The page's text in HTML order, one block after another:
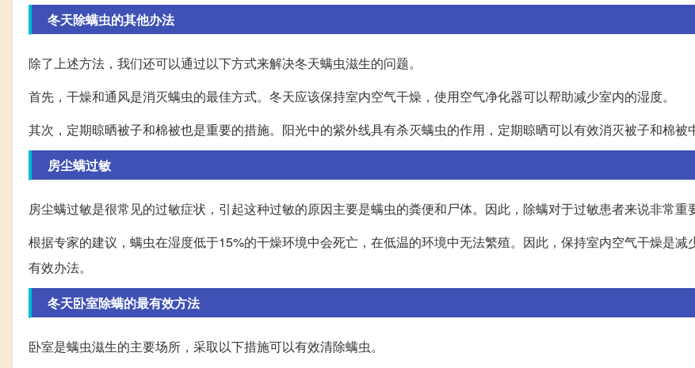
冬天除螨虫的其他办法
除了上述方法，我们还可以通过以下方式来解决冬天螨虫滋生的问题。
首先，干燥和通风是消灭螨虫的最佳方式。冬天应该保持室内空气干燥，使用空气净化器可以帮助减少室内的湿度。
其次，定期晾晒被子和棉被也是重要的措施。阳光中的紫外线具有杀灭螨虫的作用，定期晾晒可以有效消灭被子和棉被
房尘螨过敏
房尘螨过敏是很常见的过敏症状，引起这种过敏的原因主要是螨虫的粪便和尸体。因此，除螨对于过敏患者来说非常重
根据专家的建议，螨虫在湿度低于15%的干燥环境中会死亡，在低温的环境中无法繁殖。因此，保持室内空气干燥是减
有效办法。
冬天卧室除螨的最有效方法
卧室是螨虫滋生的主要场所，采取以下措施可以有效清除螨虫。